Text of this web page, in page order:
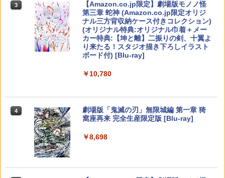
ゲームソフト スプラトゥーン レイダー
ス
￥6,750
★11日までP5倍★【累計22,000個突
破】【365日完全保証】Switch2 カバー
ハードケース 分離式 着脱簡単 スイッチ
セパレート 傷防止 指紋防止
￥1,200
5
【特典】デジモンストーリー タイムスト
枚入り）)
￥2,963
【中古】 アサシン クリード ヴァルハ
ラ／PS5
ソニー・インタラクティブエンタテイン
メント 【PS5】Marvel’s Spider-Man 2
orner】
ウスパッド #Unipo サンリオキャラクタ
ーズ マイメロディ[お取寄せ品]
￥7,310
【中古】Nintendo Switch Lite グレー
ン・ポータブル go」 パール・ホワイト
￥18,895
【楽天ブックス限定先着特典】「超かぐ
や姫！」通常版【Blu-ray】(アクリルコ
ースター) [ 夏吉ゆうこ ]
￥6,800
5
ゾンビランドサガLIVE～フランシュシュ
ゆめぎんがフェスティバル～【Blu-ra
3 Nintendo Switch 2(日本語・国内専用)
￥55,491
ニンテンドープリペイド番号 9000円|オ
ンラインコード版
￥9,000
ニンテンドープリペイド番号 5000円|オ
ンラインコード版
3
【純正品】ディスクドライブ(CFI-ZDD1
J) PlayStation 5
￥11,980
トローラー ミッドナイト ブラック(CFI-
【純正品】DualSense ワイヤレスコン
￥10,737
￥8,020
【純正品】Xbox 充電式バッテリー + US
B-C ケーブル
￥2,618
【国内正規品】Thrustmaster スラスト
S5、PS5 Pro、Xbox One、Xbox Serie
￥14,141
3
【Amazon.co.jp限定】劇場版モノノ怪
第三章 蛇神 (Amazon.co.jp限定オリジ
ナル三方背収納ケース付きコレクション)
(オリジナル特典:オリジナル巾着＋メー
カー特典:【坤と離】二振りの剣、十翼よ
り来たる！スタジオ描き下ろしイラスト
ボード付) [Blu-ray]
￥10,780
4
劇場版「鬼滅の刃」無限城編 第一章 猗
窩座再来 完全生産限定版 [Blu-ray]
￥8,698